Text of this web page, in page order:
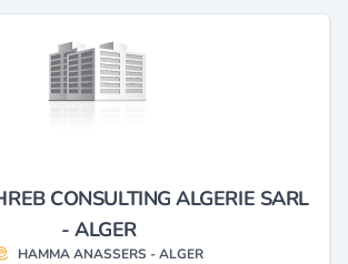
CONSULTING ALGERIE SARL
- ALGER
HAMMA ANASSERS - ALGER